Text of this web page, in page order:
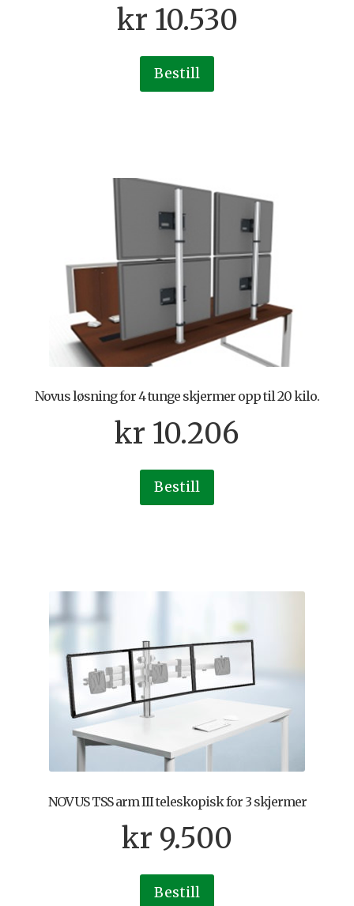
kr 10.530
Bestill
Novus løsning for 4 tunge skjermer opp til 20 kilo.
kr 10.206
Bestill
NOVUS TSS arm III teleskopisk for 3 skjermer
kr 9.500
Bestill